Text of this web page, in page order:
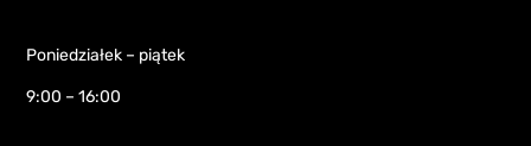
Poniedziałek – piątek
9:00 – 16:00